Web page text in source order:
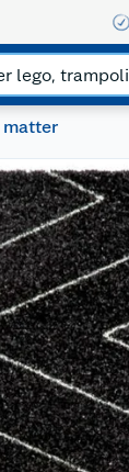
matter